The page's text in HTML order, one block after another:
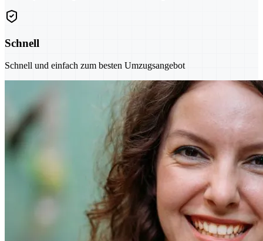
Schnell
Schnell und einfach zum besten Umzugsangebot